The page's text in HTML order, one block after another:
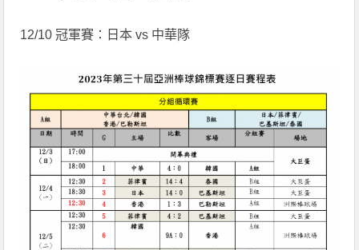
12/10 冠軍賽：日本 vs 中華隊